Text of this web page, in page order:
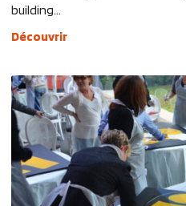
building...
Découvrir